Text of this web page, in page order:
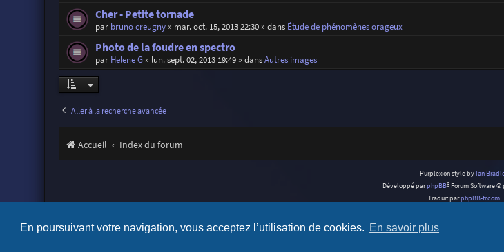
En poursuivant votre navigation, vous acceptez l’utilisation de cookies. En savoir plus
Cher - Petite tornade
par bruno creugny» mar. oct. 15, 2013 22:30» dans Étude de phénomènes orageux
Photo de la foudre en spectro
par Helene G» lun. sept. 02, 2013 19:49» dansAutres images
Aller à la recherche avancée
Accueil Index du forum
Purplexion style by Ian
Développé parphpBB® Forum Software
Traduit parphpBB-fr.com